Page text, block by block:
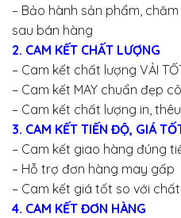
– Bảo hành sản phẩm,
sau bán hàng
2. CAM KẾT CHẤT LƯỢNG
– Cam kết chất lượng VẢI
– Cam kết MAY chuẩn đẹp
– Cam kết chất lượng in,
3. CAM KẾT TIẾN ĐỘ, GIÁ
– Cam kết giao hàng đúng
– Hỗ trợ đơn hàng may gấp
– Cam kết giá tốt so với
4. CAM KẾT ĐƠN HÀNG